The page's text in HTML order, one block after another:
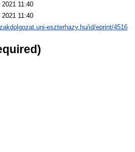
2021 11:40
2021 11:40
eszterhazy.hu/id/eprint/4516